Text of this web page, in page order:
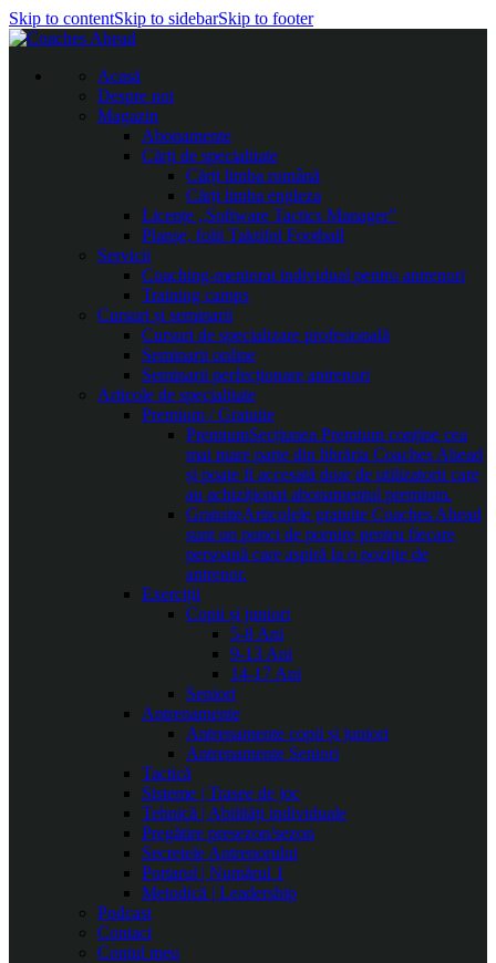
Skip to contentSkip to sidebarSkip to footer
Acasă
Despre noi
Magazin
Abonamente
Cărți de specialitate
Cărți limba română
Cărți limba engleza
Licențe „Software Tactics Manager”
Planșe, folii Taktifol Football
Servicii
Coaching-mentorat individual pentru antrenori
Training camps
Cursuri și seminarii
Cursuri de specializare profesională
Seminarii online
Seminarii perfecționare antrenori
Articole de specialitate
Premium / Gratuite
PremiumSecțiunea Premium conține cea
mai mare parte din librăria Coaches Ahead
și poate fi accesată doar de utilizatorii care
au achiziționat abonamentul premium.
GratuiteArticolele gratuite Coaches Ahead
sunt un punct de pornire pentru fiecare
persoană care aspiră la o poziție de
antrenor.
Exerciții
Copii și juniori
5-8 Ani
9-13 Ani
14-17 Ani
Seniori
Antrenamente
Antrenamente copii și juniori
Antrenamente Seniori
Tactică
Sisteme | Trasee de joc
Tehnică | Abilități individuale
Pregătire presezon/sezon
Secretele Antrenorului
Portarul | Numărul 1
Metodică | Leadership
Podcast
Contact
Contul meu